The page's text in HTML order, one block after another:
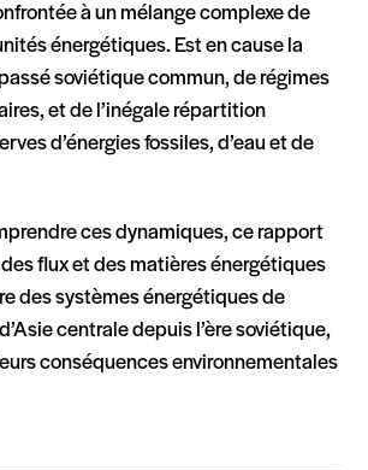
à un mélange complexe de
énergétiques. Est en cause la
soviétique commun, de régimes
et de l’inégale répartition
d’énergies fossiles, d’eau et de
ces dynamiques, ce rapport
flux et des matières énergétiques
des systèmes énergétiques de
centrale depuis l’ère soviétique,
conséquences environnementales